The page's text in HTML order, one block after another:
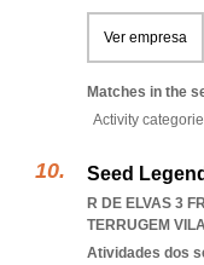
Ver empresa
Matches in the
Activity
Seed
R DE ELVAS 3
TERRUGEM
Atividades dos